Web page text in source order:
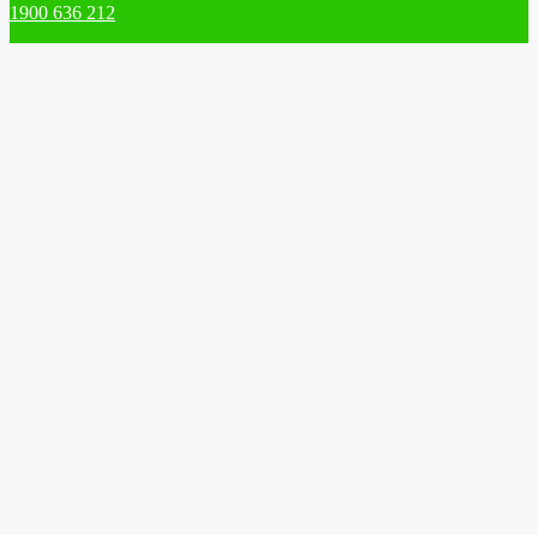
1900 636 212